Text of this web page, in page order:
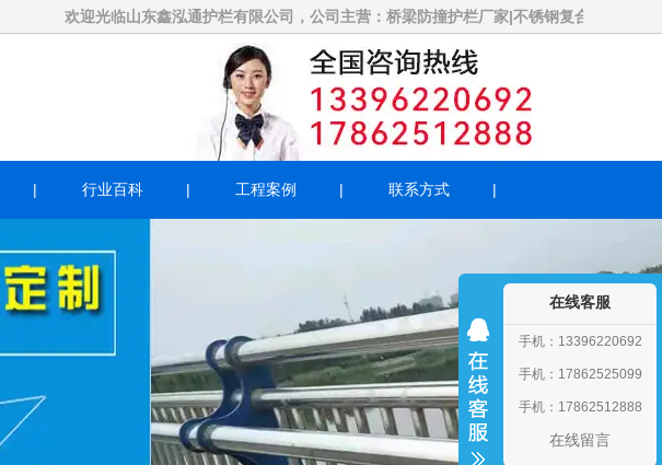
欢迎光临山东鑫泓通护栏有限公司，公司主营：桥梁防撞护栏厂家|不锈钢复合管护栏(304)|景观
行业百科 工程案例 联系方式
在线客服
手机：13396220692
手机：17862525099
手机：17862512888
在线留言